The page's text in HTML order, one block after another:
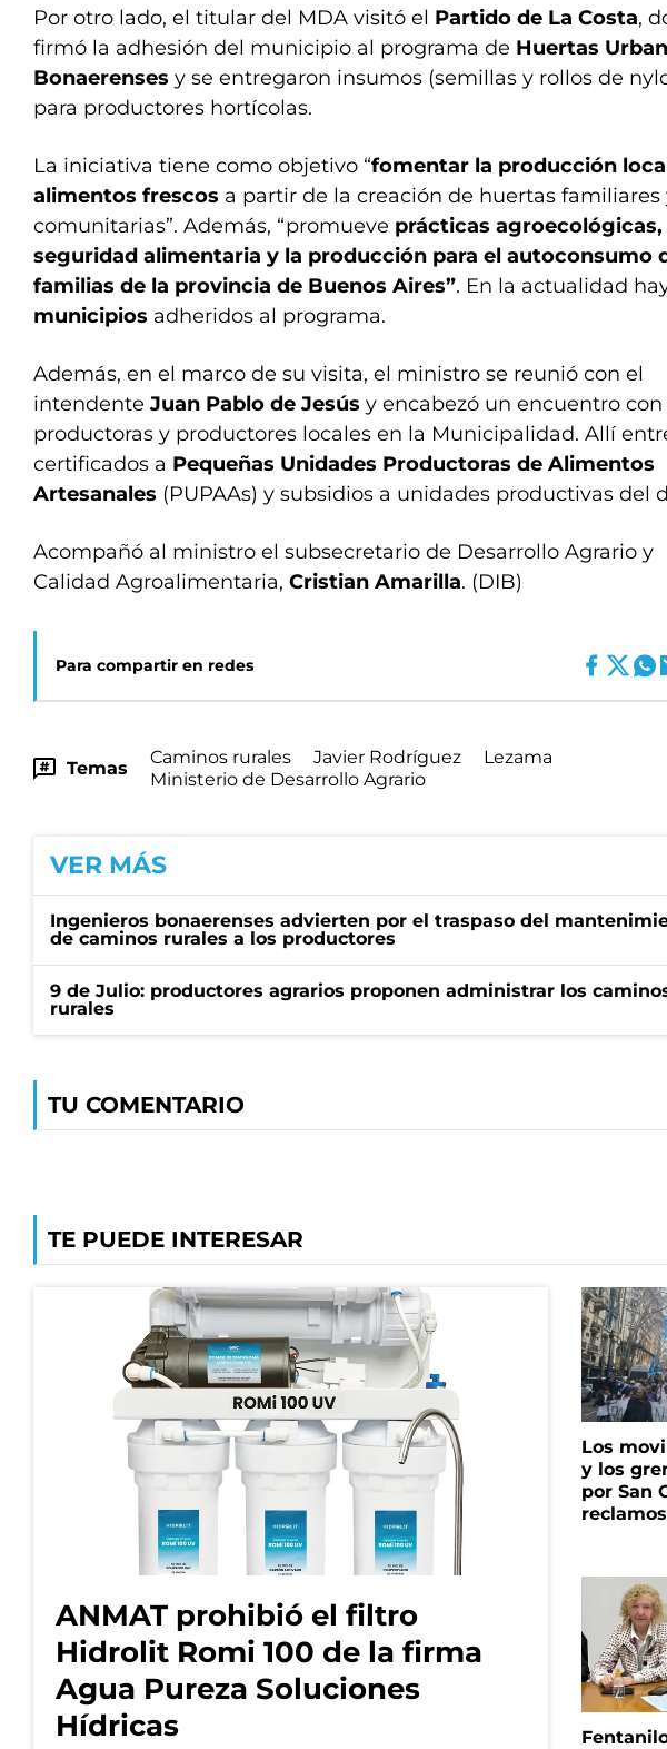
Por otro lado, el titular del MDA visitó el Partido de La Costa,
firmó la adhesión del municipio al programa de Huertas
Bonaerenses y se entregaron insumos (semillas y rollos de
para productores hortícolas.
La iniciativa tiene como objetivo “fomentar la producción
alimentos frescos a partir de la creación de huertas familiares
comunitarias”. Además, “promueve prácticas agroecológicas,
seguridad alimentaria y la producción para el autoconsumo
familias de la provincia de Buenos Aires”. En la actualidad
municipios adheridos al programa.
Además, en el marco de su visita, el ministro se reunió con el
intendente Juan Pablo de Jesús y encabezó un encuentro con
productoras y productores locales en la Municipalidad. Allí
certificados a Pequeñas Unidades Productoras de Alimentos
Artesanales (PUPAAs) y subsidios a unidades productivas del
Acompañó al ministro el subsecretario de Desarrollo Agrario y
Calidad Agroalimentaria, Cristian Amarilla. (DIB)
Para compartir en redes
Temas
Caminos rurales Javier Rodríguez
Lezama
Ministerio de Desarrollo Agrario
VER MÁS
Ingenieros bonaerenses advierten por el traspaso del
de caminos rurales a los productores
9 de Julio: productores agrarios proponen administrar los
rurales
TU COMENTARIO
TE PUEDE INTERESAR
ANMAT prohibió el filtro
Hidrolit Romi 100 de la firma
Agua Pureza Soluciones
Hídricas
Los
y los
por San